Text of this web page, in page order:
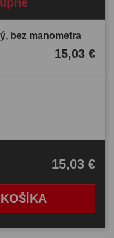
bez manometra
15,03 €
15,03 €